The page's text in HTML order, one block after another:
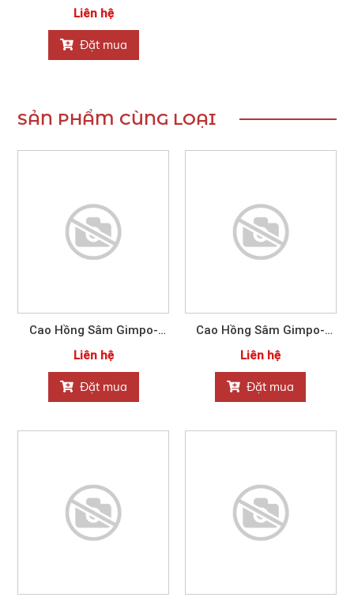
Quốc NONGHUYP
Liên hệ
Đặt mua
SẢN PHẨM CÙNG LOẠI
Cao Hồng Sâm Gimpo-
Paju Nonghyup 450g
Liên hệ
Đặt mua
Cao Hồng Sâm Gimpo-
Paju Nonghyup 900g
Liên hệ
Đặt mua